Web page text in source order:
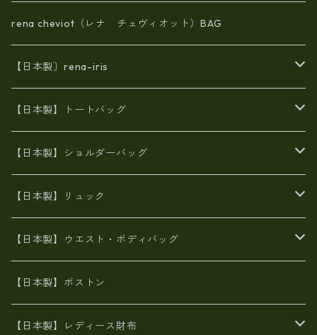
rena cheviot（レナ チェヴィオット）BAG
【日本製〕rena-iris
エナメル（パテント）レザー
牛革製品トート・ショルダー
牛革製品リュック
【日本製】トートバッグ
火山灰染めバッグ
8号帆布
豊岡製
ヌメ革バッグ
Ａ3サイズ
オイルレザー
エナメル
がま口
リネン
【日本製】ショルダーバッグ
漂流ロープバッグ
6号蝋引き帆布
火山灰染めバッグ
8号帆布
財布ポシェット
牛革
オイルレザー
【日本製】リュック
帆布
豊岡
豊岡製
牛革
日本製
【日本製】ウエスト・ボディバッグ
帆布
【日本製】ボストン
【日本製】レディース財布